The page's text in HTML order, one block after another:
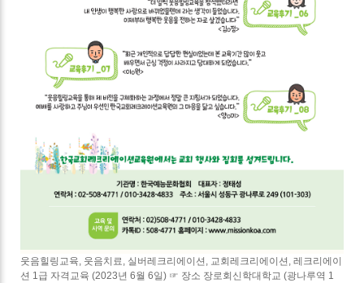
웃음힐링교육, 웃음치료, 실버레크리에이션, 교회레크리에이션, 레크리에이
션 1급 자격교육 (2023년 6월 6일) ☞ 장소 장로회신학대학교 (광나루역 1